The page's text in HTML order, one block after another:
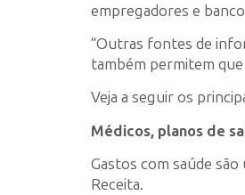
empregadores e
“Outras fontes de
também permitem que
Veja a seguir os
Médicos, planos de
Gastos com saúde
Receita.